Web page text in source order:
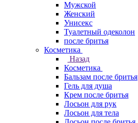
Мужской
Женский
Унисекс
Туалетный одеколон
после бритья
Косметика
Назад
Косметика
Бальзам после бритья
Гель для душа
Крем после бритья
Лосьон для рук
Лосьон для тела